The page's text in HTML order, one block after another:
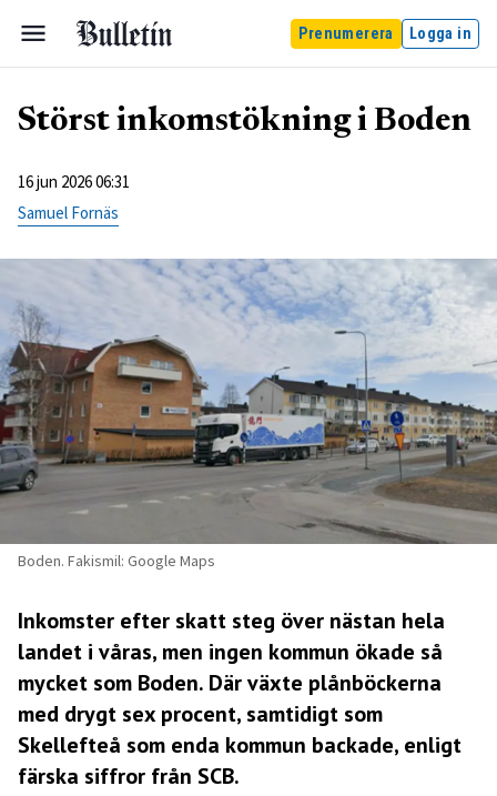
Prenumerera Logga in
Störst inkomstökning i Boden
16 jun 2026 06:31
Samuel Fornäs
Boden. Fakismil: Google Maps
Inkomster efter skatt steg över nästan hela
landet i våras, men ingen kommun ökade så
mycket som Boden. Där växte plånböckerna
med drygt sex procent, samtidigt som
Skellefteå som enda kommun backade, enligt
färska siffror från SCB.